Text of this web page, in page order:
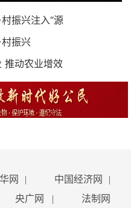
振兴注入“源
振兴
推动农业增效
网 | 中国经济网
|
央广网 |
法制网